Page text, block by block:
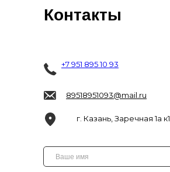
+7 951 895 10 93
г. Казань, Заречная 1а к1
89518951093@mail.ru
Контакты